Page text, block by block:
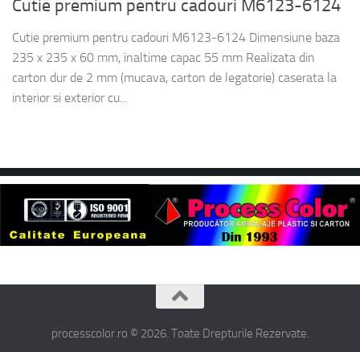
Cutie premium pentru cadouri M6123-6124
Cutie premium pentru cadouri M6123-6124 Dimensiune baza
235 x 235 x 60 mm, inaltime capac 55 mm Realizata din
carton dur de 2 mm (mucava, carton de legatorie) caserata la
interior si exterior cu...
processcolor.ro © 2026. Toate Drepturile Rezervate.